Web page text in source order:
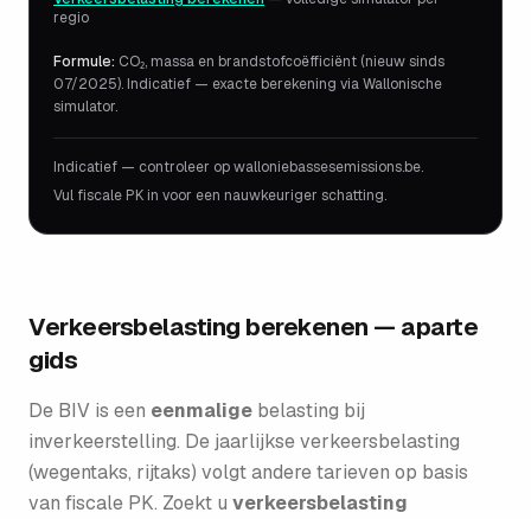
regio
Formule: CO₂, massa en brandstofcoëfficiënt (nieuw sinds
07/2025). Indicatief — exacte berekening via Wallonische
simulator.
Indicatief — controleer op walloniebassesemissions.be.
Vul fiscale PK in voor een nauwkeuriger schatting.
Verkeersbelasting berekenen — aparte
gids
De BIV is een eenmalige belasting bij
inverkeerstelling. De jaarlijkse verkeersbelasting
(wegentaks, rijtaks) volgt andere tarieven op basis
van fiscale PK. Zoekt u verkeersbelasting